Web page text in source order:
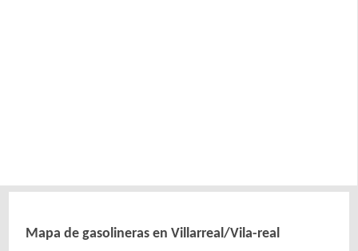
Mapa de gasolineras en Villarreal/Vila-real